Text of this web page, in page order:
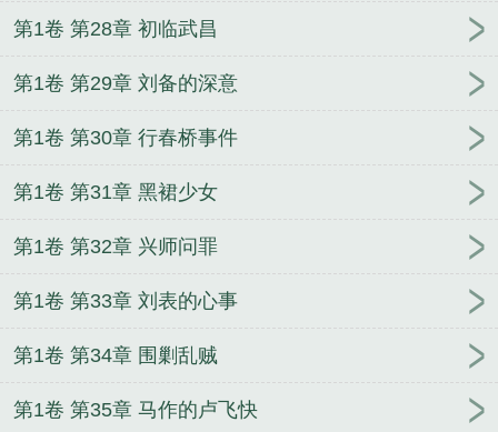
第1卷 第28章 初临武昌
第1卷 第29章 刘备的深意
第1卷 第30章 行春桥事件
第1卷 第31章 黑裙少女
第1卷 第32章 兴师问罪
第1卷 第33章 刘表的心事
第1卷 第34章 围剿乱贼
第1卷 第35章 马作的卢飞快